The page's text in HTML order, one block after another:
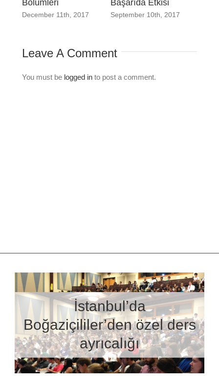
Bölümleri
December 11th, 2017
Başarıda Etkisi
September 10th, 2017
Leave A Comment
You must be logged into post a comment.
İstanbul’da
Boğaziçililer’den özel ders
ayrıcalığı